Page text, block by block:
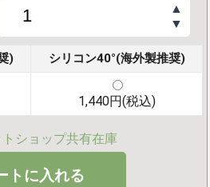
▲
▼
) シリコン40°(海外製推奨)
1,440円(税込)
ショップ共有在庫